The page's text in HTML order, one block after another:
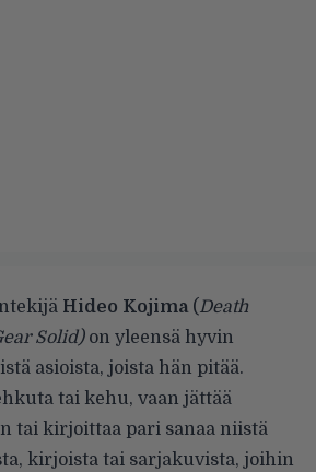
Hideo Kojima (Death
Solid)on yleensä hyvin
asioista, joista hän pitää.
tai kehu, vaan jättää
tai kirjoittaa pari sanaa niistä
kirjoista tai sarjakuvista, joihin